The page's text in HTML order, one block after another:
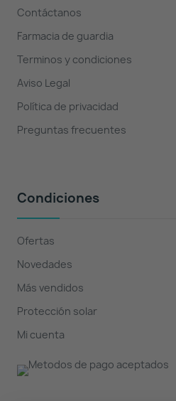
Contáctanos
Farmacia de guardia
Terminos y condiciones
Aviso Legal
Política de privacidad
Preguntas frecuentes
Condiciones
Ofertas
Novedades
Más vendidos
Protección solar
Mi cuenta